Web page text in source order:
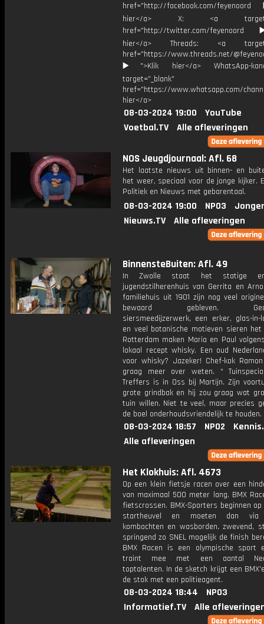
href="http://facebook.com/
hier</a> X: <a
href="http://twitter.com/
hier</a> Threads: <a
href="https://www.threads.net/
▶️">Klik hier</a> WhatsApp-
target="_blank"
href="https://www.whatsapp.com/
hier</a>
08-03-2024 19:00
YouTube
Voetbal.TV
Alle afleveringen
NOS Jeugdjournaal: Afl. 68
Het laatste nieuws uit binnen- en
het weer, speciaal voor de jonge kijker.
Politiek en Nieuws met gebarentaal.
08-03-2024 19:00 NPO3
Nieuws.TV
Alle afleveringen
BinnensteBuiten: Afl. 49
In Zwolle staat het statige
jugendstilherenhuis van Gerrita en
familiehuis uit 1901 zijn nog veel
bewaard gebleven.
siersmeedijzerwerk, een erker, glas-in-
en veel botanische motieven sieren
Rotterdam maken Maria en Paul
lokaal recept whisky. Een oud
voor whisky? Jazeker! Chef-kok
graag meer over weten. *
Treffers is in Oss bij Martijn. Zijn
grote grindbak en hij zou graag wat
tuin willen. Niet te veel, maar precies
de boel onderhoudsvriendelijk te houden.
08-03-2024 18:57 NPO2
Alle afleveringen
Het Klokhuis: Afl. 4673
Op een klein fietsje racen over een
van maximaal 500 meter lang. BMX
fietscrossen. BMX-Sporters beginnen
startheuvel en moeten dan via
kombochten en wasborden, zwevend,
springend zo SNEL mogelijk de finish
BMX Racen is een olympische sport
traint mee met een aantal
toptalenten. In de sketch krijgt een
de stok met een politieagent.
08-03-2024 18:44
NPO3
Informatief.TV
Alle